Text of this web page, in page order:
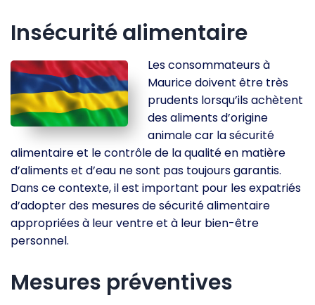
Insécurité alimentaire
Les consommateurs à
Maurice doivent être très
prudents lorsqu’ils achètent
des aliments d’origine
animale car la sécurité
alimentaire et le contrôle de la qualité en matière
d’aliments et d’eau ne sont pas toujours garantis.
Dans ce contexte, il est important pour les expatriés
d’adopter des mesures de sécurité alimentaire
appropriées à leur ventre et à leur bien-être
personnel.
Mesures préventives